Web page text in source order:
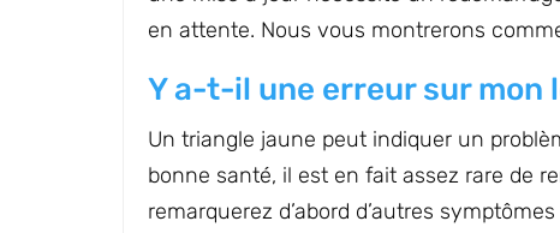
en attente. Nous vous montrerons
Y a-t-il une erreur sur mon
Un triangle jaune peut indiquer un
bonne santé, il est en fait assez rare de
remarquerez d’abord d’autres